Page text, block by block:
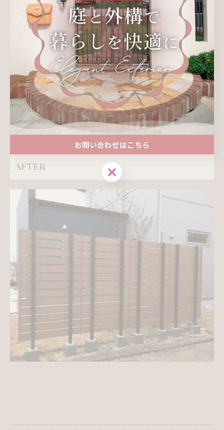
AFTER
--------------------------------------------------------------------
お問い合わせはこちら
お問い合わせはこちら